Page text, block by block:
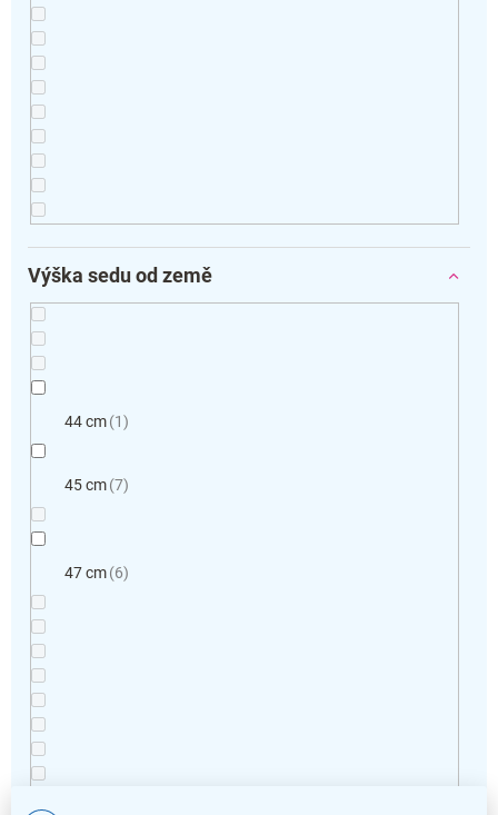
Výška sedu od země
44 cm 1
45 cm 7
47 cm 6